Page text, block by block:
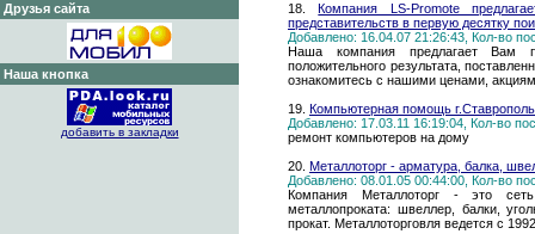
Друзья сайта
Наша кнопка
добавить в закладки
18.Компания LS-Promote
представительств в первую десятку
Добавлено: 16.04.07 21:26:43, Кол-во
Наша компания предлагает Вам
положительного результата,
ознакомитесь с нашими ценами,
19. Компьютерная помощь
Добавлено: 17.03.11 16:19:04, Кол-во
ремонт компьютеров на дому
20. Металлоторг - арматура, балка,
Добавлено: 08.01.05 00:44:00, Кол-во
Компания Металлоторг - это
металлопроката: швеллер, балки,
прокат. Металлоторговля ведется с